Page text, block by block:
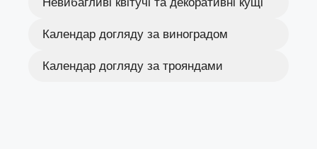
Календар догляду за виноградом
Календар догляду за трояндами